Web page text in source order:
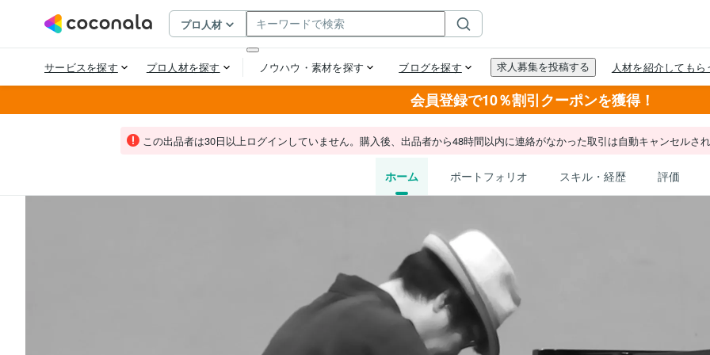
会員登録で10％割引クーポンを獲得！
この出品者は30日以上ログインしていません。購入後、出品者から48時間以内に連絡がなかった取引は自動キャンセルさ
ホーム ポートフォリオ スキル・経歴 評価